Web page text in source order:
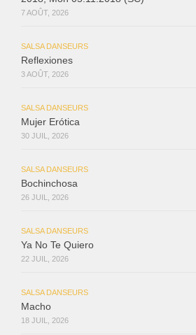
7 AOÛT, 2026
SALSA DANSEURS
Reflexiones
3 AOÛT, 2026
SALSA DANSEURS
Mujer Erótica
30 JUIL, 2026
SALSA DANSEURS
Bochinchosa
26 JUIL, 2026
SALSA DANSEURS
Ya No Te Quiero
22 JUIL, 2026
SALSA DANSEURS
Macho
18 JUIL, 2026